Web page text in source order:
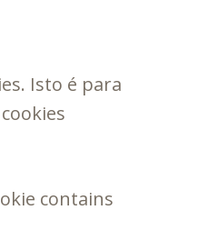
Isto é para
contains